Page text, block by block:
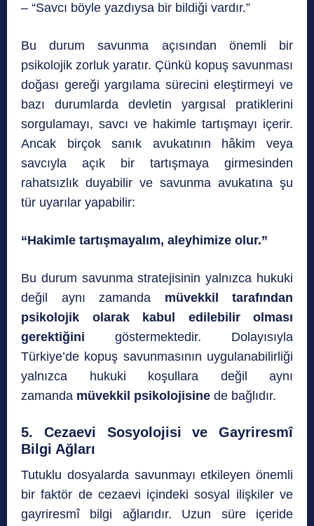
– “Savcı böyle yazdıysa bir bildiği vardır.”
Bu durum savunma açısından önemli bir
psikolojik zorluk yaratır. Çünkü kopuş savunması
doğası gereği yargılama sürecini eleştirmeyi ve
bazı durumlarda devletin yargısal pratiklerini
sorgulamayı, savcı ve hakimle tartışmayı içerir.
Ancak birçok sanık avukatının hâkim veya
savcıyla açık bir tartışmaya girmesinden
rahatsızlık duyabilir ve savunma avukatına şu
tür uyarılar yapabilir:
“Hakimle tartışmayalım, aleyhimize olur.”
Bu durum savunma stratejisinin yalnızca hukuki
değil aynı zamanda müvekkil tarafından
psikolojik olarak kabul edilebilir olması
gerektiğini göstermektedir. Dolayısıyla
Türkiye’de kopuş savunmasının uygulanabilirliği
yalnızca hukuki koşullara değil aynı
zamanda müvekkil psikolojisine de bağlıdır.
5. Cezaevi Sosyolojisi ve Gayriresmî
Bilgi Ağları
Tutuklu dosyalarda savunmayı etkileyen önemli
bir faktör de cezaevi içindeki sosyal ilişkiler ve
gayriresmî bilgi ağlarıdır. Uzun süre içeride